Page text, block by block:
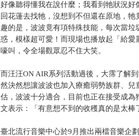
好像聽得懂我在說什麼；我看到牠狀況
回花蓮去找牠，沒想到不但還在原地，
趣的是，波波竟有項特殊技能，每次當
惑，模樣超可愛！而現場也播放起「給
嚎叫，令全場觀眾忍不住大笑。
而汪汪ON AIR系列活動過後，大霈了解
然決然想讓波波也加入療癒弱勢族群、
估，波波十分適合，目前也正在接受成
文表示：「有意想不到的收穫真的是太棒
臺北流行音樂中心於9月推出兩檔音樂企